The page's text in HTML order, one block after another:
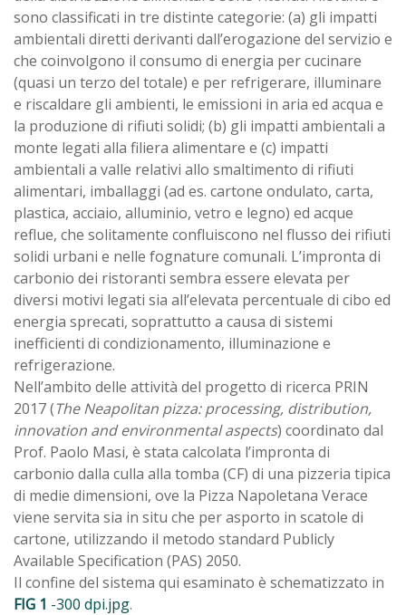
sono classificati in tre distinte categorie: (a) gli impatti
ambientali diretti derivanti dall’erogazione del servizio e
che coinvolgono il consumo di energia per cucinare
(quasi un terzo del totale) e per refrigerare, illuminare
e riscaldare gli ambienti, le emissioni in aria ed acqua e
la produzione di rifiuti solidi; (b) gli impatti ambientali a
monte legati alla filiera alimentare e (c) impatti
ambientali a valle relativi allo smaltimento di rifiuti
alimentari, imballaggi (ad es. cartone ondulato, carta,
plastica, acciaio, alluminio, vetro e legno) ed acque
reflue, che solitamente confluiscono nel flusso dei rifiuti
solidi urbani e nelle fognature comunali. L’impronta di
carbonio dei ristoranti sembra essere elevata per
diversi motivi legati sia all’elevata percentuale di cibo ed
energia sprecati, soprattutto a causa di sistemi
inefficienti di condizionamento, illuminazione e
refrigerazione.
Nell’ambito delle attività del progetto di ricerca PRIN
2017 (The Neapolitan pizza: processing, distribution,
innovation and environmental aspects) coordinato dal
Prof. Paolo Masi, è stata calcolata l’impronta di
carbonio dalla culla alla tomba (CF) di una pizzeria tipica
di medie dimensioni, ove la Pizza Napoletana Verace
viene servita sia in situ che per asporto in scatole di
cartone, utilizzando il metodo standard Publicly
Available Specification (PAS) 2050.
Il confine del sistema qui esaminato è schematizzato in
FIG 1 -300 dpi.jpg.